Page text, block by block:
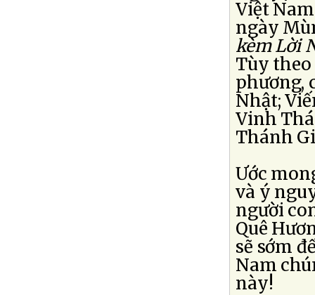
Việt
ngày
kèm Lời
Tùy
phương,
Nhật;
Vinh
Thánh
Ước
và ý
người
Quê
sẽ sớm
Nam
này!